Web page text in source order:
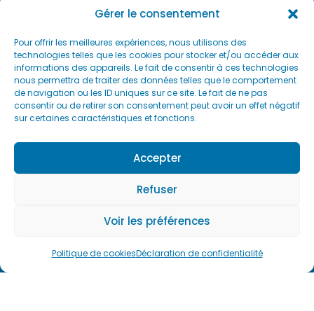
Gérer le consentement
Pour offrir les meilleures expériences, nous utilisons des
technologies telles que les cookies pour stocker et/ou accéder aux
informations des appareils. Le fait de consentir à ces technologies
nous permettra de traiter des données telles que le comportement
de navigation ou les ID uniques sur ce site. Le fait de ne pas
consentir ou de retirer son consentement peut avoir un effet négatif
sur certaines caractéristiques et fonctions.
Accepter
Refuser
Voir les préférences
Politique de cookiesDéclaration de confidentialité
Voir sur
Google
Stationnement
gratuit dans la
rue.
Cabinet situé à ¼
heure à pied de la
gare de Troyes.
N’hésitez
pas à me
contacter
si vous
souhaitez
plus
concernant
prestations.
vous